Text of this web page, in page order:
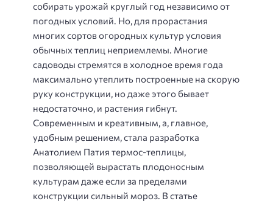
собирать урожай круглый год независимо от
погодных условий. Но, для прорастания
многих сортов огородных культур условия
обычных теплиц неприемлемы. Многие
садоводы стремятся в холодное время года
максимально утеплить построенные на скорую
руку конструкции, но даже этого бывает
недостаточно, и растения гибнут.
Современным и креативным, а, главное,
удобным решением, стала разработка
Анатолием Патия термос-теплицы,
позволяющей вырастать плодоносным
культурам даже если за пределами
конструкции сильный мороз. В статье